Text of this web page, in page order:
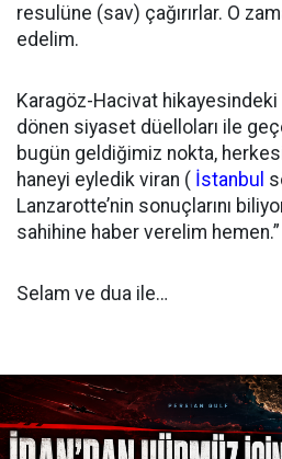
resulüne (sav) çağırırlar. O
edelim.
Karagöz-Hacivat hikayesindeki
dönen siyaset düelloları ile
bugün geldiğimiz nokta,
haneyi eyledik viran ( İstanbul
Lanzarotte’nin sonuçlarını
sahihine haber verelim hemen.”
Selam ve dua ile…